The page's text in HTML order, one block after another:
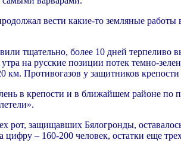
вести какие-то земляные работы
тщательно, более 10 дней терпеливо
на русские позиции потек темно-
км. Противогазов у защитников
в крепости и в ближайшем районе по
рот, защищавших Бялогронды,
цифру – 160-200 человек, остатки еще